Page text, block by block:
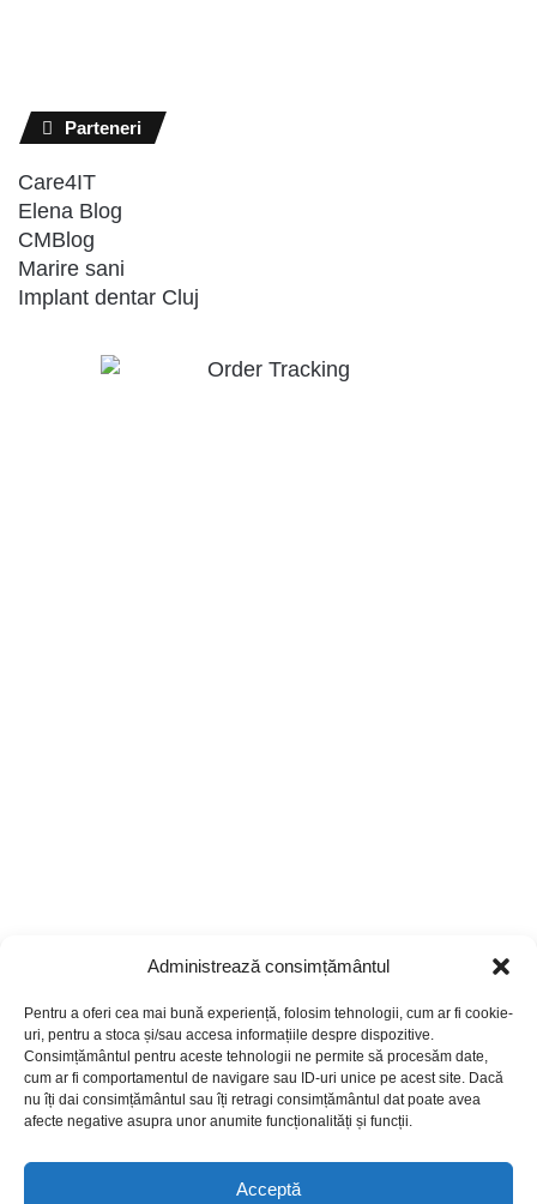
Administrează consimțământul
Pentru a oferi cea mai bună experiență, folosim tehnologii, cum ar fi cookie-
uri, pentru a stoca și/sau accesa informațiile despre dispozitive.
Consimțământul pentru aceste tehnologii ne permite să procesăm date,
cum ar fi comportamentul de navigare sau ID-uri unice pe acest site. Dacă
nu îți dai consimțământul sau îți retragi consimțământul dat poate avea
afecte negative asupra unor anumite funcționalități și funcții.
Acceptă
Parteneri
Care4IT
Elena Blog
CMBlog
Marire sani
Implant dentar Cluj